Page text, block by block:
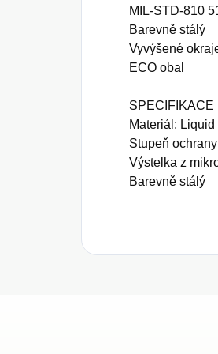
MIL-STD-810
Barevně stálý
Vyvýšené
ECO obal
SPECIFIKACE
Materiál:
Stupeň
Výstelka z
Barevně stálý